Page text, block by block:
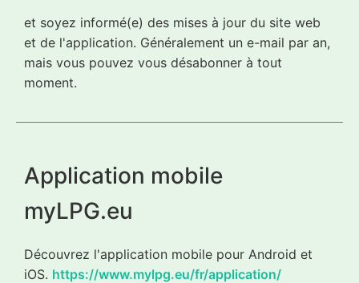
et soyez informé(e) des mises à jour du site web
et de l'application. Généralement un e-mail par an,
mais vous pouvez vous désabonner à tout
moment.
Application mobile
myLPG.eu
Découvrez l'application mobile pour Android et
iOS. https://www.mylpg.eu/fr/application/